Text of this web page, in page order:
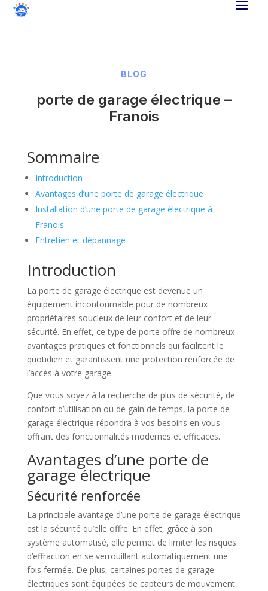
BLOG
porte de garage électrique –
Franois
Sommaire
Introduction
Avantages d’une porte de garage électrique
Installation d’une porte de garage électrique à
Franois
Entretien et dépannage
Introduction
La porte de garage électrique est devenue un
équipement incontournable pour de nombreux
propriétaires soucieux de leur confort et de leur
sécurité. En effet, ce type de porte offre de nombreux
avantages pratiques et fonctionnels qui facilitent le
quotidien et garantissent une protection renforcée de
l’accès à votre garage.
Que vous soyez à la recherche de plus de sécurité, de
confort d’utilisation ou de gain de temps, la porte de
garage électrique répondra à vos besoins en vous
offrant des fonctionnalités modernes et efficaces.
Avantages d’une porte de
garage électrique
Sécurité renforcée
La principale avantage d’une porte de garage électrique
est la sécurité qu’elle offre. En effet, grâce à son
système automatisé, elle permet de limiter les risques
d’effraction en se verrouillant automatiquement une
fois fermée. De plus, certaines portes de garage
électriques sont équipées de capteurs de mouvement